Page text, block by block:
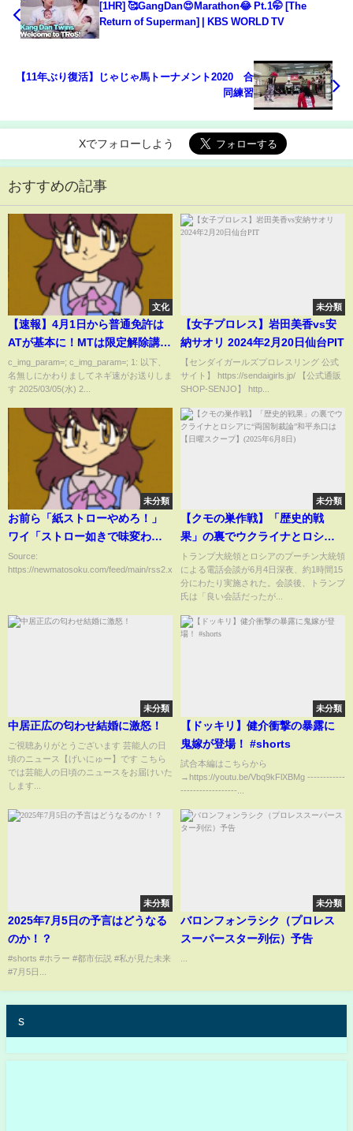
[1HR] 🥰GangDan😍Marathon😂 Pt.1🤭 [The
Return of Superman] | KBS WORLD TV
【11年ぶり復活】じゃじゃ馬トーナメント2020 合
同練習
Xでフォローしよう
おすすめの記事
文化
【速報】4月1日から普通免許は
ATが基本に！MTは限定解除講習
が必要な時代へｗｗｗｗｗｗ
c_img_param=; c_img_param=; 1: 以下、
名無しにかわりましてネギ速がお送りしま
す 2025/03/05(水) 2...
未分類
【女子プロレス】岩田美香vs安
納サオリ 2024年2月20日仙台PIT
【センダイガールズプロレスリング 公式
サイト】 https://sendaigirls.jp/ 【公式通販
SHOP-SENJO】 http...
未分類
お前ら「紙ストローやめろ！」
ワイ「ストロー如きで味変わら
んやろ…」ﾁｭｰ →結果ｗｗｗｗ
ｗ
Source:
https://newmatosoku.com/feed/main/rss2.xml...
未分類
【クモの巣作戦】「歴史的戦
果」の裏でウクライナとロシア
に“両国制裁論”和平糸口は【日
曜スクープ】(2025年6月8日)
トランプ大統領とロシアのプーチン大統領
による電話会談が6月4日深夜、約1時間15
分にわたり実施された。会談後、トランプ
氏は「良い会話だったが...
未分類
中居正広の匂わせ結婚に激怒！
ご視聴ありがとうございます 芸能人の日
頃のニュース【げいにゅー】です こちら
では芸能人の日頃のニュースをお届けいた
します...
未分類
【ドッキリ】健介衝撃の暴露に
鬼嫁が登場！ #shorts
試合本編はこちらから
→https://youtu.be/Vbq9kFlXBMg ------------
------------------...
未分類
2025年7月5日の予言はどうなる
のか！？
#shorts #ホラー #都市伝説 #私が見た未来
#7月5日...
未分類
バロンフォンラシク（プロレス
スーパースター列伝）予告
s